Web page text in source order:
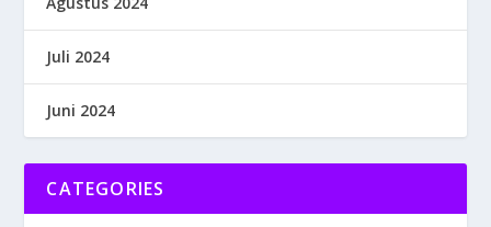
Juli 2024
Juni 2024
CATEGORIES